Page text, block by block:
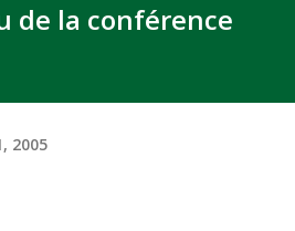
de la conférence
2005